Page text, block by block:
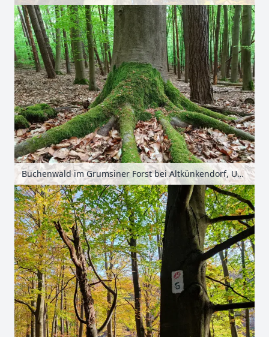
Buchenwald im Grumsiner Forst bei Altkünkendorf, Uckermark, Brandenburg, Deutschland